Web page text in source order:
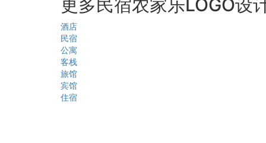
更多民宿农家乐LOGO设
酒店
民宿
公寓
客栈
旅馆
宾馆
住宿